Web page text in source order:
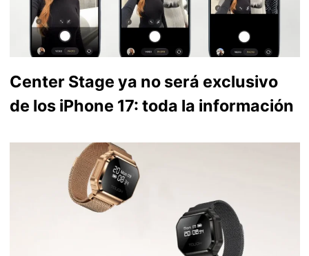
Center Stage ya no será exclusivo
de los iPhone 17: toda la información